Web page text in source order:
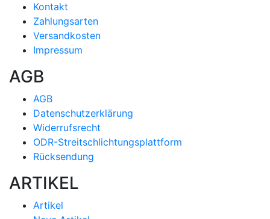
Kontakt
Zahlungsarten
Versandkosten
Impressum
AGB
AGB
Datenschutzerklärung
Widerrufsrecht
ODR-Streitschlichtungsplattform
Rücksendung
ARTIKEL
Artikel